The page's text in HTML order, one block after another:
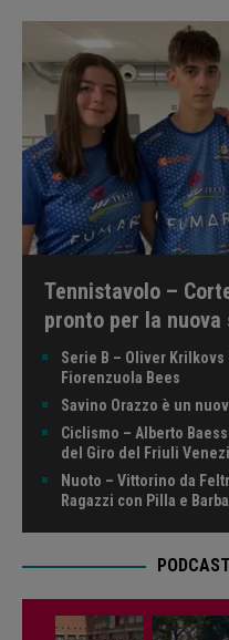
Tennistavolo –
pronto per la
Serie B – Oliver
Fiorenzuola Bees
Savino Orazzo è un
Ciclismo – Alberto
del Giro del Friuli
Nuoto – Vittorino da
Ragazzi con Pilla e